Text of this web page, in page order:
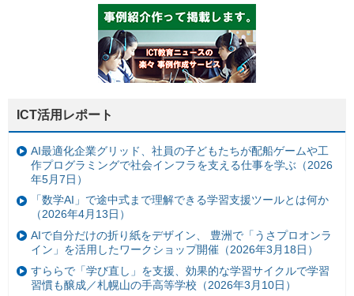
ICT活用レポート
AI最適化企業グリッド、社員の子どもたちが配船ゲームや工
作プログラミングで社会インフラを支える仕事を学ぶ（2026
年5月7日）
「数学AI」で途中式まで理解できる学習支援ツールとは何か
（2026年4月13日）
AIで自分だけの折り紙をデザイン、 豊洲で「うさプロオンラ
イン」を活用したワークショップ開催（2026年3月18日）
すららで「学び直し」を支援、効果的な学習サイクルで学習
習慣も醸成／札幌山の手高等学校（2026年3月10日）